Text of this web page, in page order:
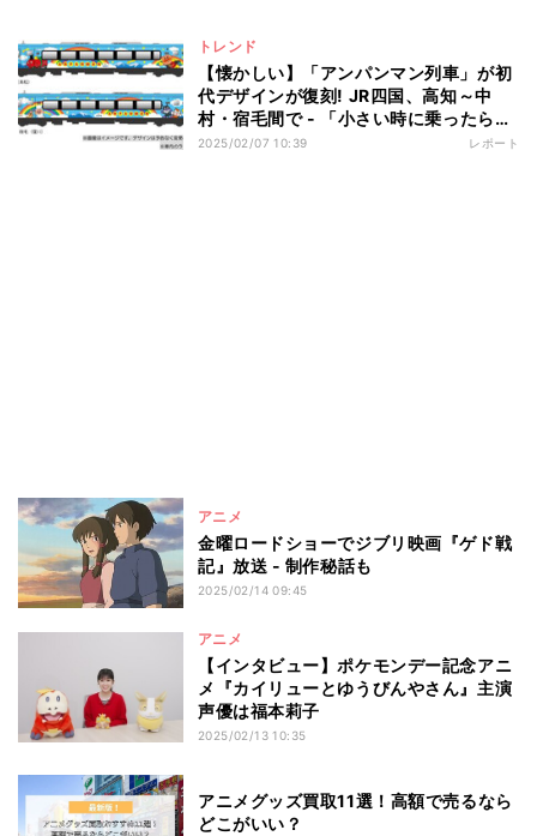
トレンド
【懐かしい】「アンパンマン列車」が初
代デザインが復刻! JR四国、高知～中
村・宿毛間で - 「小さい時に乗ったらし
い」「これは見に行きたい」と話題に
2025/02/07 10:39 レポート
アニメ
金曜ロードショーでジブリ映画『ゲド戦
記』放送 - 制作秘話も
2025/02/14 09:45
アニメ
【インタビュー】ポケモンデー記念アニ
メ『カイリューとゆうびんやさん』主演
声優は福本莉子
2025/02/13 10:35
アニメグッズ買取11選！高額で売るなら
どこがいい？